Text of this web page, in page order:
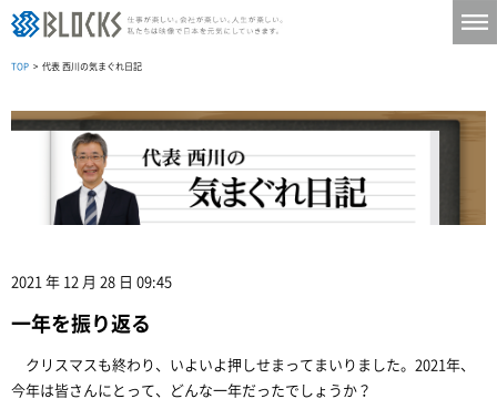
TOP > 代表 西川の気まぐれ日記
2021 年 12 月 28 日 09:45
一年を振り返る
クリスマスも終わり、いよいよ押しせまってまいりました。2021年、
今年は皆さんにとって、どんな一年だったでしょうか？